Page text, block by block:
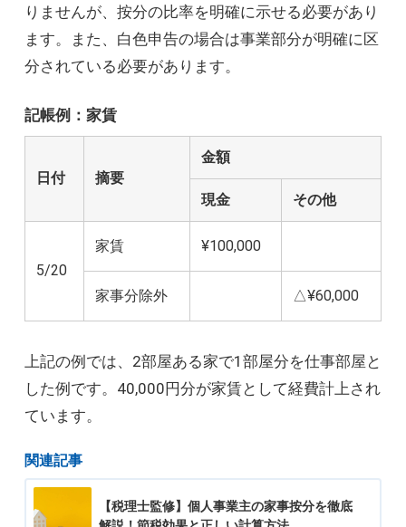
りませんが、按分の比率を明確に示せる必要があり
ます。また、白色申告の場合は事業部分が明確に区
分されている必要があります。
記帳例：家賃
日付 摘要
金額
現金 その他
5/20
家賃 ¥100,000
家事分除外 △¥60,000
上記の例では、2部屋ある家で1部屋分を仕事部屋と
した例です。40,000円分が家賃として経費計上され
ています。
関連記事
【税理士監修】個人事業主の家事按分を徹底